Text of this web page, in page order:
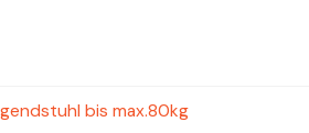
bis max.80kg